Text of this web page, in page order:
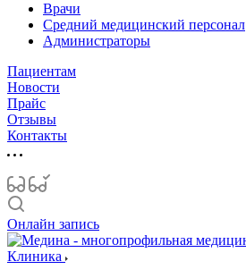
Врачи
Средний медицинский персонал
Администраторы
Пациентам
Новости
Прайс
Отзывы
Контакты
Онлайн запись
Клиника